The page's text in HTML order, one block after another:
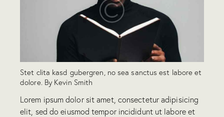
Stet clita kasd gubergren, no sea sanctus est labore et
dolore. By Kevin Smith
Lorem ipsum dolor sit amet, consectetur adipisicing
elit, sed do eiusmod tempor incididunt ut labore et